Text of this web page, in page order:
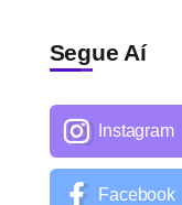
Segue Aí
Instagram
Facebook